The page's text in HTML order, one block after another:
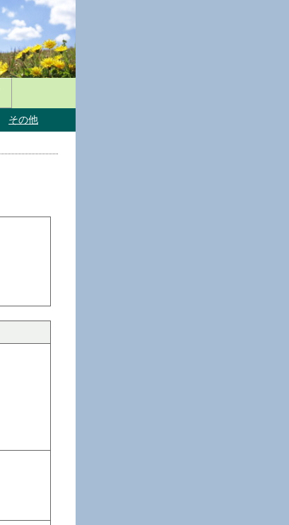
その他